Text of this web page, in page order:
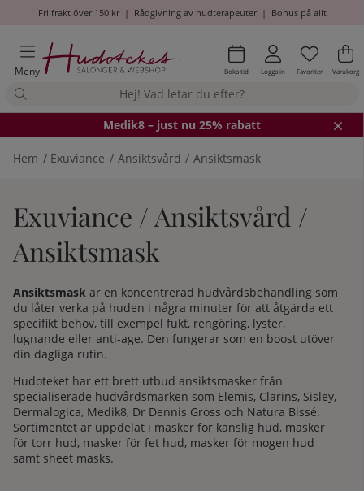
Fri frakt över 150 kr| Rådgivning av hudterapeuter| Bonus på allt
Meny Boka tid Logga in Antal i
.
Favoriter .
Varukorg
Medik8 – just nu 25% rabatt
Hem Exuviance Ansiktsvård Ansiktsmask
Exuviance / Ansiktsvård /
Ansiktsmask
Ansiktsmask är en koncentrerad hudvårdsbehandling som
du låter verka på huden i några minuter för att åtgärda ett
specifikt behov, till exempel fukt, rengöring, lyster,
lugnande eller anti-age. Den fungerar som en boost utöver
din dagliga rutin.
Hudoteket har ett brett utbud ansiktsmasker från
specialiserade hudvårdsmärken som Elemis, Clarins, Sisley,
Dermalogica, Medik8, Dr Dennis Gross och Natura Bissé.
Sortimentet är uppdelat i masker för känslig hud, masker
för torr hud, masker för fet hud, masker för mogen hud
samt sheet masks.